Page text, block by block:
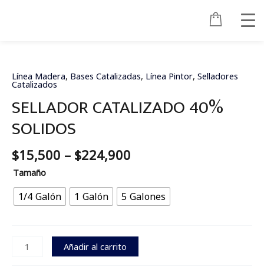
Línea Madera, Bases Catalizadas, Línea Pintor, Selladores
Catalizados
SELLADOR CATALIZADO 40%
SOLIDOS
$15,500 – $224,900
$15,500
$224,900
Tamaño
1/4 Galón 1 Galón 5 Galones
40%
SOLIDOS
cantidad
Añadir al carrito